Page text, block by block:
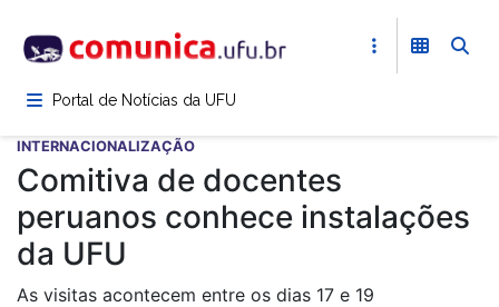
para
conteúdoPortal de Notícias da UFU
INTERNACIONALIZAÇÃO
Comitiva de docentes
peruanos conhece instalações
da UFU
As visitas acontecem entre os dias 17 e 19